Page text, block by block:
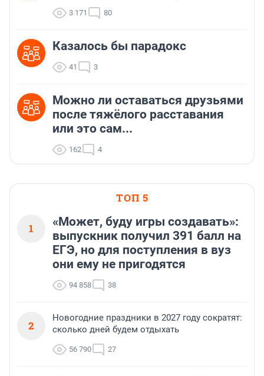
3 171 80
Казалось бы парадокс
41 3
Можно ли оставаться друзьями
после тяжёлого расставания
или это сам...
162 4
ТОП 5
1
«Может, буду игры создавать»:
выпускник получил 391 балл на
ЕГЭ, но для поступления в вуз
они ему не пригодятся
94 858 38
2
Новогодние праздники в 2027 году сократят:
сколько дней будем отдыхать
56 790 27